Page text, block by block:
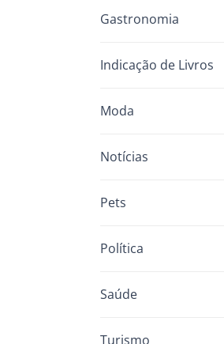
Gastronomia
Indicação de Livros
Moda
Notícias
Pets
Política
Saúde
Turismo